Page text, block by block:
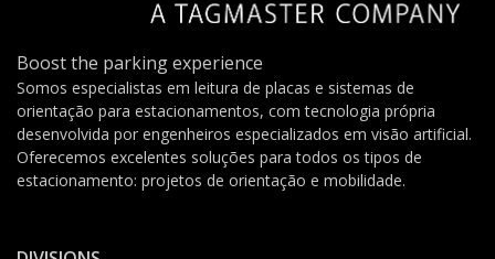
Boost the parking experience
Somos especialistas em leitura de placas e sistemas de
orientação para estacionamentos, com tecnologia própria
desenvolvida por engenheiros especializados em visão artificial.
Oferecemos excelentes soluções para todos os tipos de
estacionamento: projetos de orientação e mobilidade.